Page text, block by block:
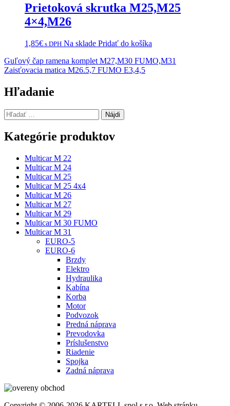
Prietoková skrutka M25,M25
4×4,M26
1,85€ s DPH Na sklade Pridať do košíka
Navigácia
v
článku
Guľový čap ramena komplet M27,M30 FUMO,M31
Zaisťovacia matica M26.5,7 FUMO E3,4,5
Hľadanie
Hľadať:
Kategórie produktov
Multicar M 22
Multicar M 24
Multicar M 25
Multicar M 25 4x4
Multicar M 26
Multicar M 27
Multicar M 29
Multicar M 30 FUMO
Multicar M 31
EURO-5
EURO-6
Brzdy
Elektro
Hydraulika
Kabína
Korba
Motor
Podvozok
Predná náprava
Prevodovka
Príslušenstvo
Riadenie
Spojka
Zadná náprava